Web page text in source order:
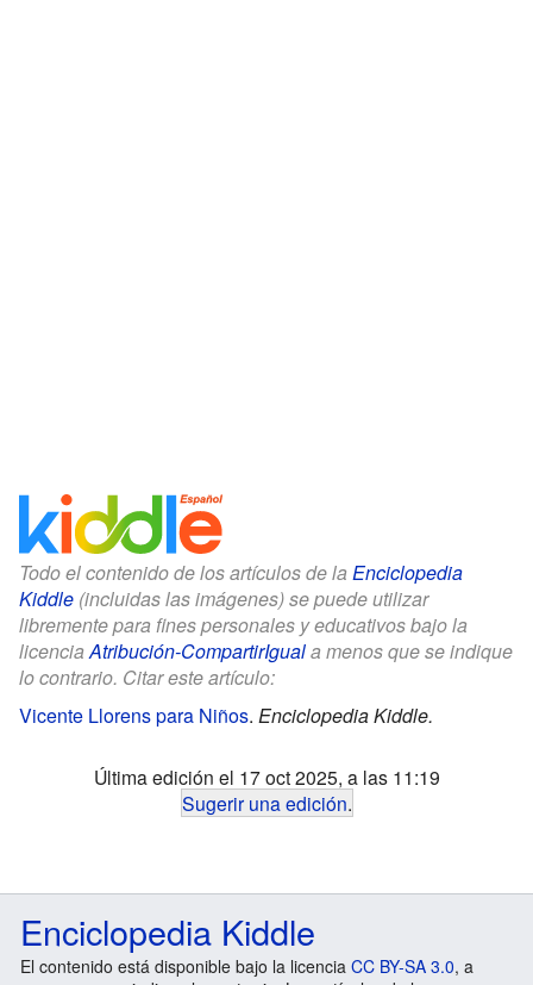
Todo el contenido de los artículos de la Enciclopedia
Kiddle (incluidas las imágenes) se puede utilizar
libremente para fines personales y educativos bajo la
licenciaAtribución-CompartirIguala menos que se indique
lo contrario. Citar este artículo:
Vicente Llorens para Niños. Enciclopedia Kiddle.
Última edición el 17 oct 2025, a las 11:19
Sugerir una edición.
Enciclopedia Kiddle
El contenido está disponible bajo la licencia CC BY-SA 3.0, a